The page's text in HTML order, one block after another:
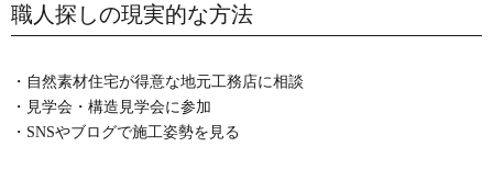
職人探しの現実的な方法
・自然素材住宅が得意な地元工務店に相談
・見学会・構造見学会に参加
・SNSやブログで施工姿勢を見る